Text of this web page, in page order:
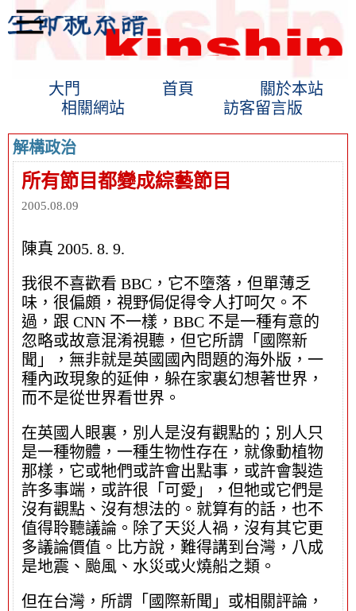
大門 首頁
關於本站
相關網站
訪客留言版
解構政治
所有節目都變成綜藝節目
2005.08.09
陳真 2005. 8. 9.
我很不喜歡看 BBC，它不墮落，但單薄乏
味，很偏頗，視野侷促得令人打呵欠。不
過，跟 CNN 不一樣，BBC 不是一種有意的
忽略或故意混淆視聽，但它所謂「國際新
聞」，無非就是英國國內問題的海外版，一
種內政現象的延伸，躲在家裏幻想著世界，
而不是從世界看世界。
在英國人眼裏，別人是沒有觀點的；別人只
是一種物體，一種生物性存在，就像動植物
那樣，它或牠們或許會出點事，或許會製造
許多事端，或許很「可愛」，但牠或它們是
沒有觀點、沒有想法的。就算有的話，也不
值得聆聽議論。除了天災人禍，沒有其它更
多議論價值。比方說，難得講到台灣，八成
是地震、颱風、水災或火燒船之類。
但在台灣，所謂「國際新聞」或相關評論，